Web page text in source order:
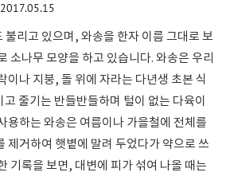
2017.05.15
불리고 있으며, 와송을 한자 이름 그대로 보
소나무 모양을 하고 있습니다. 와송은 우리
이나 지붕, 돌 위에 자라는 다년생 초본 식
줄기는 반들반들하며 털이 없는 다육이
용하는 와송은 여름이나 가을철에 전체를
제거하여 햇볕에 말려 두었다가 약으로 쓰
기록을 보면, 대변에 피가 섞여 나올 때는